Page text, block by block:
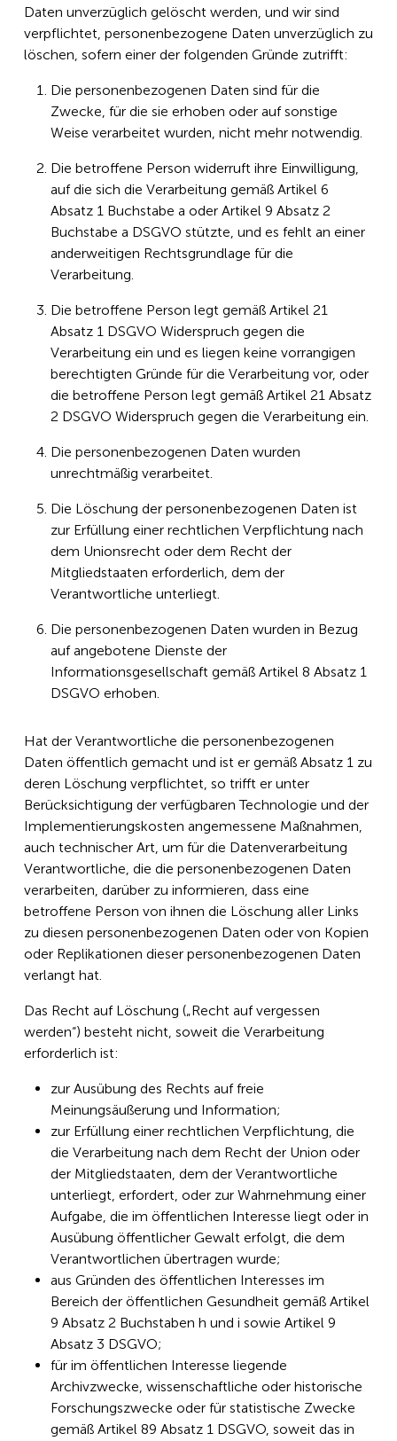
Daten unverzüglich gelöscht werden, und wir sind
verpflichtet, personenbezogene Daten unverzüglich zu
löschen, sofern einer der folgenden Gründe zutrifft:
Die personenbezogenen Daten sind für die
Zwecke, für die sie erhoben oder auf sonstige
Weise verarbeitet wurden, nicht mehr notwendig.
Die betroffene Person widerruft ihre Einwilligung,
auf die sich die Verarbeitung gemäß Artikel 6
Absatz 1 Buchstabe a oder Artikel 9 Absatz 2
Buchstabe a DSGVO stützte, und es fehlt an einer
anderweitigen Rechtsgrundlage für die
Verarbeitung.
Die betroffene Person legt gemäß Artikel 21
Absatz 1 DSGVO Widerspruch gegen die
Verarbeitung ein und es liegen keine vorrangigen
berechtigten Gründe für die Verarbeitung vor, oder
die betroffene Person legt gemäß Artikel 21 Absatz
2 DSGVO Widerspruch gegen die Verarbeitung ein.
Die personenbezogenen Daten wurden
unrechtmäßig verarbeitet.
Die Löschung der personenbezogenen Daten ist
zur Erfüllung einer rechtlichen Verpflichtung nach
dem Unionsrecht oder dem Recht der
Mitgliedstaaten erforderlich, dem der
Verantwortliche unterliegt.
Die personenbezogenen Daten wurden in Bezug
auf angebotene Dienste der
Informationsgesellschaft gemäß Artikel 8 Absatz 1
DSGVO erhoben.
Hat der Verantwortliche die personenbezogenen
Daten öffentlich gemacht und ist er gemäß Absatz 1 zu
deren Löschung verpflichtet, so trifft er unter
Berücksichtigung der verfügbaren Technologie und der
Implementierungskosten angemessene Maßnahmen,
auch technischer Art, um für die Datenverarbeitung
Verantwortliche, die die personenbezogenen Daten
verarbeiten, darüber zu informieren, dass eine
betroffene Person von ihnen die Löschung aller Links
zu diesen personenbezogenen Daten oder von Kopien
oder Replikationen dieser personenbezogenen Daten
verlangt hat.
Das Recht auf Löschung („Recht auf vergessen
werden“) besteht nicht, soweit die Verarbeitung
erforderlich ist:
zur Ausübung des Rechts auf freie
Meinungsäußerung und Information;
zur Erfüllung einer rechtlichen Verpflichtung, die
die Verarbeitung nach dem Recht der Union oder
der Mitgliedstaaten, dem der Verantwortliche
unterliegt, erfordert, oder zur Wahrnehmung einer
Aufgabe, die im öffentlichen Interesse liegt oder in
Ausübung öffentlicher Gewalt erfolgt, die dem
Verantwortlichen übertragen wurde;
aus Gründen des öffentlichen Interesses im
Bereich der öffentlichen Gesundheit gemäß Artikel
9 Absatz 2 Buchstaben h und i sowie Artikel 9
Absatz 3 DSGVO;
für im öffentlichen Interesse liegende
Archivzwecke, wissenschaftliche oder historische
Forschungszwecke oder für statistische Zwecke
gemäß Artikel 89 Absatz 1 DSGVO, soweit das in